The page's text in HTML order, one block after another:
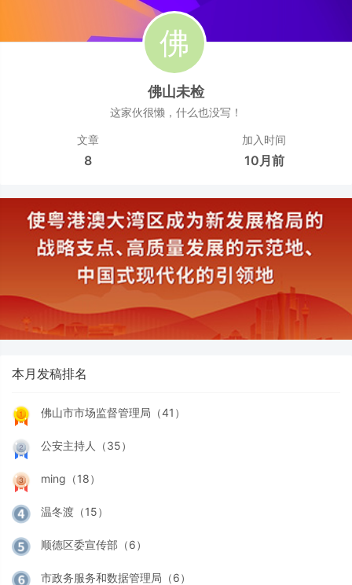
佛山未检
这家伙很懒，什么也没写！
文章
8
加入时间
10月前
本月发稿排名
佛山市市场监督管理局（41）
公安主持人（35）
ming（18）
温冬渡（15）
顺德区委宣传部（6）
市政务服务和数据管理局（6）